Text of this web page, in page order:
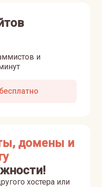
и
домены и
хостера или